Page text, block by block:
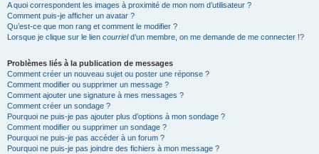
A quoi correspondent les images à proximité de mon nom d’utilisateur ?
Comment puis-je afficher un avatar ?
Qu’est-ce que mon rang et comment le modifier ?
Lorsque je clique sur le lien courrield’un membre, on me demande de me connecter !?
Problèmes liés à la publication de messages
Comment créer un nouveau sujet ou poster une réponse ?
Comment modifier ou supprimer un message ?
Comment ajouter une signature à mes messages ?
Comment créer un sondage ?
Pourquoi ne puis-je pas ajouter plus d’options à mon sondage ?
Comment modifier ou supprimer un sondage ?
Pourquoi ne puis-je pas accéder à un forum ?
Pourquoi ne puis-je pas joindre des fichiers à mon message ?